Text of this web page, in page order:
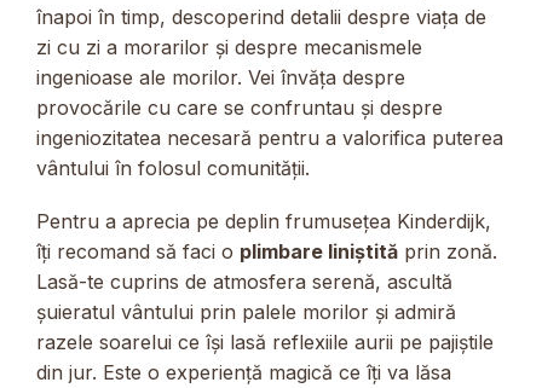
înapoi în timp, descoperind detalii despre viața de
zi cu zi a morarilor și despre mecanismele
ingenioase ale morilor. Vei învăța despre
provocările cu care se confruntau și despre
ingeniozitatea necesară pentru a valorifica puterea
vântului în folosul comunității.
Pentru a aprecia pe deplin frumusețea Kinderdijk,
îți recomand să faci o plimbare liniștită prin zonă.
Lasă-te cuprins de atmosfera serenă, ascultă
șuieratul vântului prin palele morilor și admiră
razele soarelui ce își lasă reflexiile aurii pe pajiștile
din jur. Este o experiență magică ce îți va lăsa